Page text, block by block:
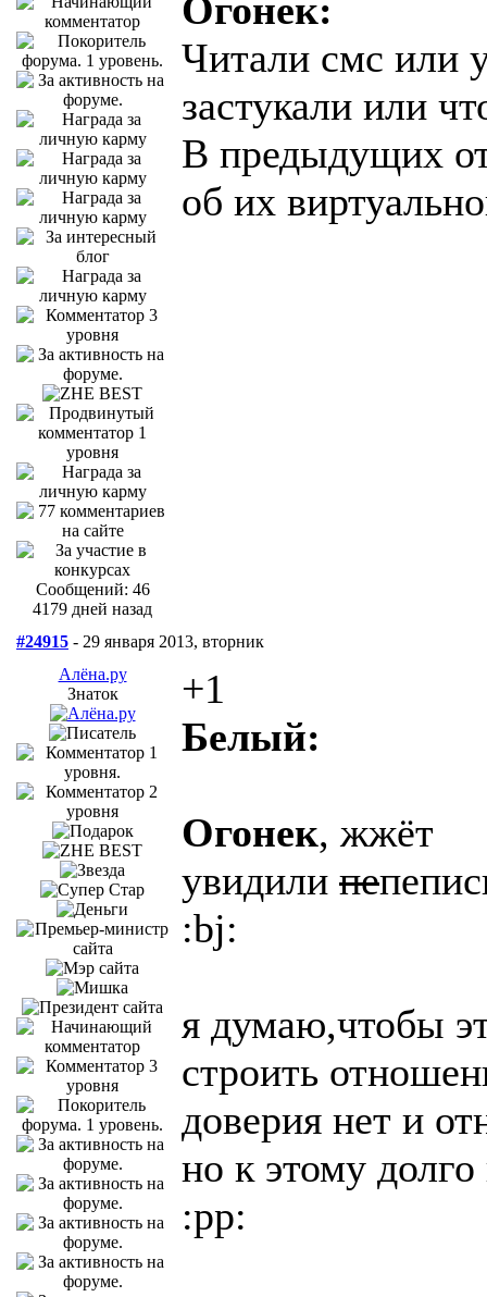
Сообщений: 46
4179 дней назад
Огонек:
Читали смс или
застукали или
В предыдущих
об их
#24915 - 29 января 2013, вторник
Алёна.ру
Знаток
+1
Белый:
Огонек, жжёт
увидили пе
:bj:
я думаю,чтобы
строить
доверия нет и
но к этому
:pp: